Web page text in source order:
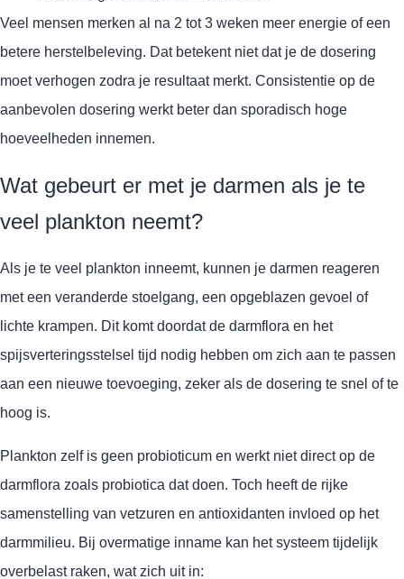
Veel mensen merken al na 2 tot 3 weken meer energie of een
betere herstelbeleving. Dat betekent niet dat je de dosering
moet verhogen zodra je resultaat merkt. Consistentie op de
aanbevolen dosering werkt beter dan sporadisch hoge
hoeveelheden innemen.
Wat gebeurt er met je darmen als je te
veel plankton neemt?
Als je te veel plankton inneemt, kunnen je darmen reageren
met een veranderde stoelgang, een opgeblazen gevoel of
lichte krampen. Dit komt doordat de darmflora en het
spijsverteringsstelsel tijd nodig hebben om zich aan te passen
aan een nieuwe toevoeging, zeker als de dosering te snel of te
hoog is.
Plankton zelf is geen probioticum en werkt niet direct op de
darmflora zoals probiotica dat doen. Toch heeft de rijke
samenstelling van vetzuren en antioxidanten invloed op het
darmmilieu. Bij overmatige inname kan het systeem tijdelijk
overbelast raken, wat zich uit in: